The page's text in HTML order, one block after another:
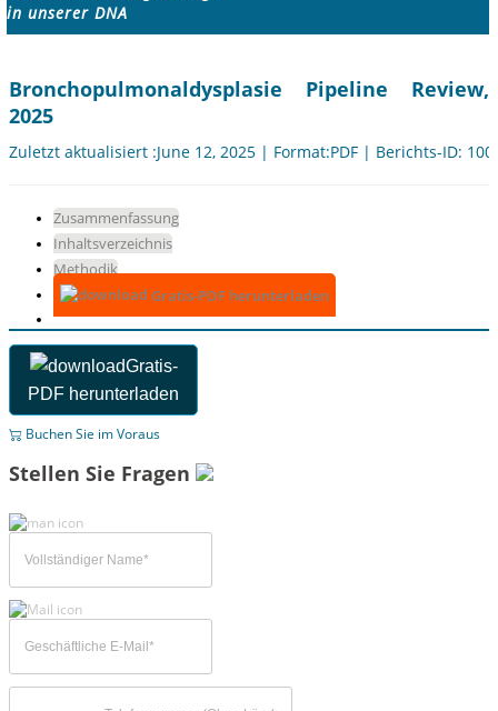
in unserer DNA
Bronchopulmonaldysplasie Pipeline Review,
2025
Zuletzt aktualisiert :June 12, 2025 | Format:PDF | Berichts-ID:
Zusammenfassung
Inhaltsverzeichnis
Methodik
Gratis-PDF herunterladen
Gratis-
PDF herunterladen
Buchen Sie im Voraus
Stellen Sie Fragen